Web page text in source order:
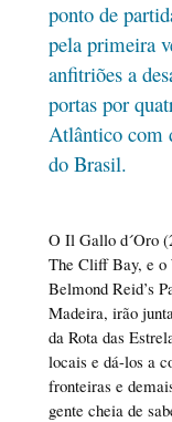
ponto de
pela primeira
anfitriões a
portas por
Atlântico com
do Brasil.
O Il Gallo d´Oro
The Cliff Bay, e
Belmond Reid’s
Madeira, irão
da Rota das
locais e dá-los a
fronteiras e
gente cheia de